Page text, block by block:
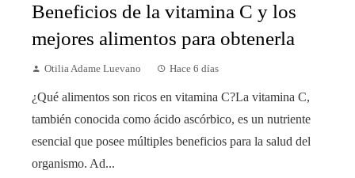
Beneficios de la vitamina C y los
mejores alimentos para obtenerla
Otilia Adame Luevano Hace 6 días
¿Qué alimentos son ricos en vitamina C?La vitamina C,
también conocida como ácido ascórbico, es un nutriente
esencial que posee múltiples beneficios para la salud del
organismo. Ad...